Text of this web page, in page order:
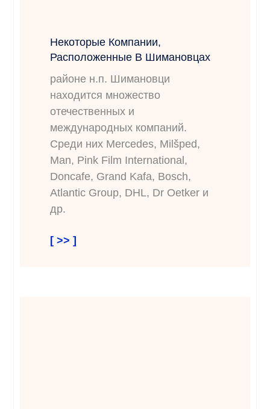
Некоторые Компании,
Расположенные В Шимановцах
районе н.п. Шимановци
находится множество
отечественных и
международных компаний.
Среди них Mercedes, Milšped,
Man, Pink Film International,
Doncafe, Grand Kafa, Bosch,
Atlantic Group, DHL, Dr Oetker и
др.
[ >> ]